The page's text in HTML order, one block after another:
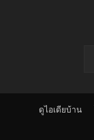
ดูไอเดียบ้าน